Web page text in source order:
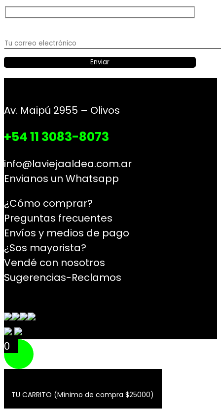
Av. Maipú 2955 – Olivos
+54 11 3083-8073
info@laviejaaldea.com.ar
Envianos un Whatsapp
¿Cómo comprar?
Preguntas frecuentes
Envíos y medios de pago
¿Sos mayorista?
Vendé con nosotros
Sugerencias-Reclamos
0
TU CARRITO (Mínimo de compra $25000)